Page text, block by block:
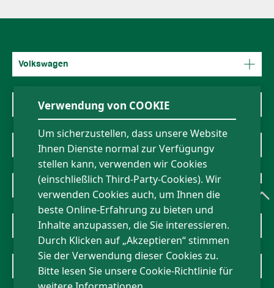
Volkswagen
Mercedes-Benz
BMW
Über uns
Nachrichten
Verwendung von COOKIE
Um sicherzustellen, dass unsere Website
Ihnen Dienste normal zur Verfügungv
stellen kann, verwenden wir Cookies
(einschließlich Third-Party-Cookies). Wir
verwenden Cookies auch, um Ihnen die
beste Online-Erfahrung zu bieten und
Inhalte anzupassen, die Sie interessieren.
Durch Klicken auf „Akzeptieren“ stimmen
Sie der Verwendung dieser Cookies zu.
Bitte lesen Sie unsere Cookie-Richtlinie für